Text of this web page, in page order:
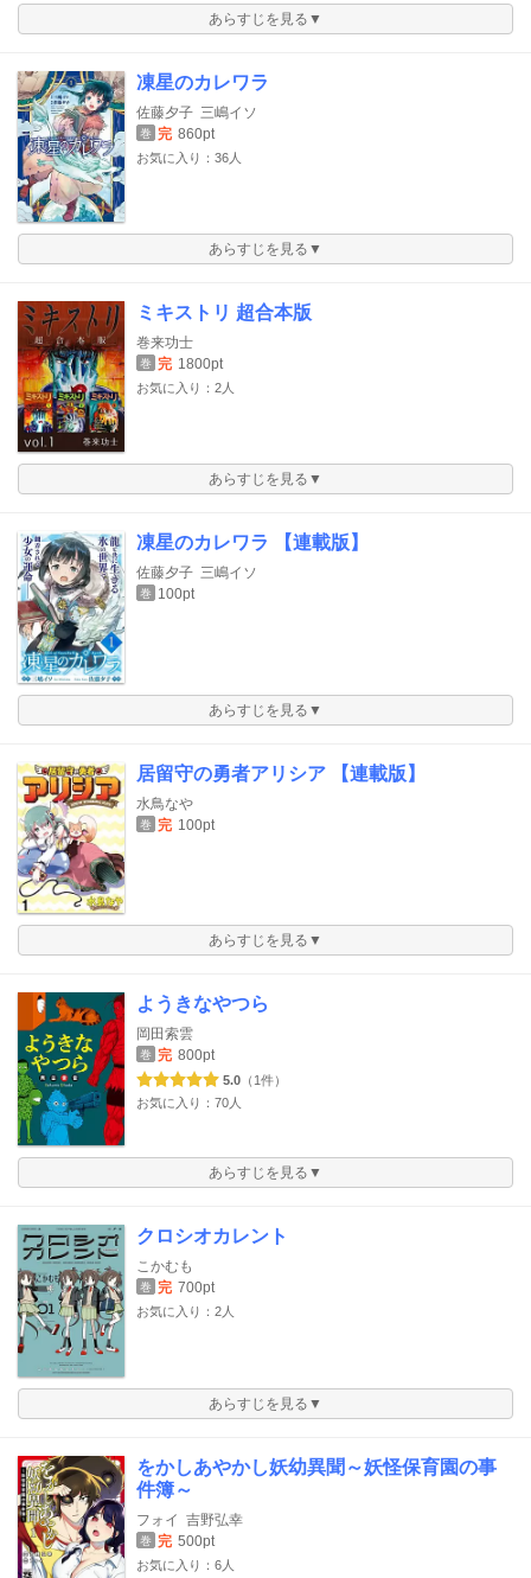
あらすじを見る▼
凍星のカレワラ
佐藤夕子 三嶋イソ
巻 完 860pt
お気に入り：36人
あらすじを見る▼
ミキストリ 超合本版
巻来功士
巻 完 1800pt
お気に入り：2人
あらすじを見る▼
凍星のカレワラ 【連載版】
佐藤夕子 三嶋イソ
巻 100pt
あらすじを見る▼
居留守の勇者アリシア 【連載版】
水鳥なや
巻 完 100pt
あらすじを見る▼
ようきなやつら
岡田索雲
巻 完 800pt
5.0 （1件）
お気に入り：70人
あらすじを見る▼
クロシオカレント
こかむも
巻 完 700pt
お気に入り：2人
あらすじを見る▼
をかしあやかし妖幼異聞～妖怪保育園の事
件簿～
フォイ 吉野弘幸
巻 完 500pt
お気に入り：6人